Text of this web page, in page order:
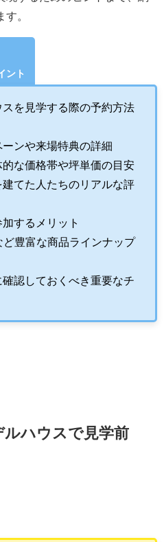
。
ント
を見学する際の予約方法
ンや来場特典の詳細
な価格帯や坪単価の目安
てた人たちのリアルな評
するメリット
ど豊富な商品ラインナップ
認しておくべき重要なチ
ハウスで見学前